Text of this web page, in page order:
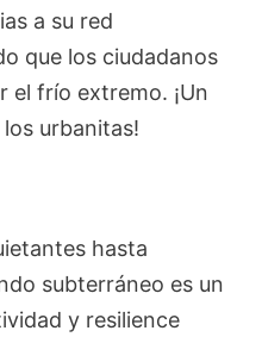
a su red
que los ciudadanos
el frío extremo. ¡Un
urbanitas!
hasta
subterráneo es un
y resilience